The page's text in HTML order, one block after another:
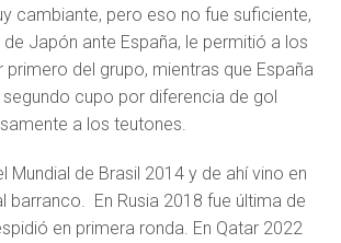
cambiante, pero eso no fue suficiente,
Japón ante España, le permitió a los
primero del grupo, mientras que España
cupo por diferencia de gol
a los teutones.
Mundial de Brasil 2014 y de ahí vino en
barranco. En Rusia 2018 fue última de
en primera ronda. En Qatar 2022